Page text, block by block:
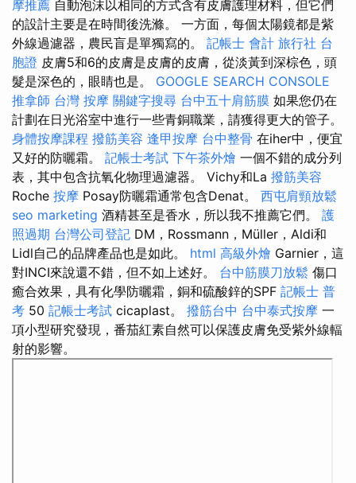
摩推薦 自動泡沫以相同的方式含有皮膚護理材料，但它們
的設計主要是在時間後洗滌。 一方面，每個太陽鏡都是紫
外線過濾器，農民盲是單獨寫的。 記帳士 會計 旅行社 台
胞證 皮膚5和6的皮膚是皮膚的皮膚，從淡黃到深棕色，頭
髮是深色的，眼睛也是。 GOOGLE SEARCH CONSOLE
推拿師 台灣 按摩 關鍵字搜尋 台中五十肩筋膜 如果您仍在
計劃在日光浴室中進行一些青銅職業，請獲得更大的管子。
身體按摩課程 撥筋美容 逢甲按摩 台中整骨 在iher中，便宜
又好的防曬霜。 記帳士考試 下午茶外燴 一個不錯的成分列
表，其中包含抗氧化物理過濾器。 Vichy和La 撥筋美容
Roche 按摩 Posay防曬霜通常包含Denat。 西屯肩頸放鬆
seo marketing 酒精甚至是香水，所以我不推薦它們。 護
照過期 台灣公司登記 DM，Rossmann，Müller，Aldi和
Lidl自己的品牌產品也是如此。 html 高級外燴 Garnier，這
對INCI來說還不錯，但不如上述好。 台中筋膜刀放鬆 傷口
癒合效果，具有化學防曬霜，銅和硫酸鋅的SPF 記帳士 普
考 50 記帳士考試 cicaplast。 撥筋台中 台中泰式按摩 一
項小型研究發現，番茄紅素自然可以保護皮膚免受紫外線輻
射的影響。